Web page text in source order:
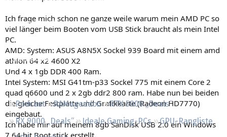
Neue Beiträge
Leserartikel
Regeln
Podcast RAMageddon
RTX 5000 „Deals“
RX 9000 „Deals“
Ideale Gaming-PCs
GPU-Rangliste
Ich frage mich schon ne ganze weile warum mein AMD PC so
viel länger beim Booten vom USB Stick braucht als mein Intel
PC.
AMD: System: ASUS A8N5X Sockel 939 Board mit einem amd
athlon 64 x2 4600 X2
Und 4 x 1gb DDR 400 Ram.
Intel System: MSI G41tm-p33 Sockel 775 mit einem Core 2
quad q6600 und 2 x 2gb ddr2 800 ram. Habe nun bei beiden
die gleiche Festplatte und Grafikkarte (Radeon HD7770)
eingebaut.
Ich habe mir auf meinem 8gb SanDisk USB 2.0 ein Windows
7 64 bit Boot stick erstellt.